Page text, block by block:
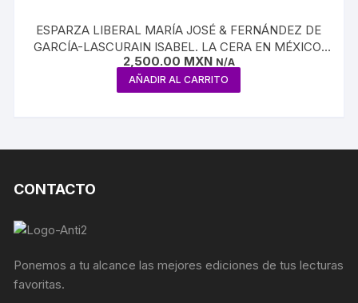
ESPARZA LIBERAL MARÍA JOSÉ & FERNÁNDEZ DE
GARCÍA-LASCURAIN ISABEL. LA CERA EN MÉXICO.
ARTE E HISTORIA
2,500.00 MXN N/A
AÑADIR AL CARRITO
CONTACTO
Ponemos a tu alcance las mejores ediciones de tus lecturas
favoritas.